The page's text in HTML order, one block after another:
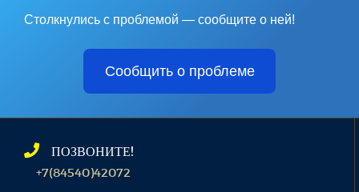
Столкнулись с проблемой — сообщите о ней!
Сообщить о проблеме
ПОЗВОНИТЕ!
+7(84540)42072